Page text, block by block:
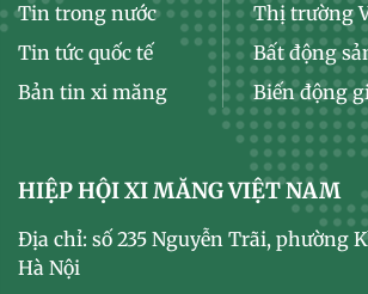
Tin trong nước
Tin tức quốc tế
Bản tin xi măng
Thị trường
Bất động
Biến động
HIỆP HỘI XI MĂNG VIỆT NAM
Địa chỉ: số 235 Nguyễn Trãi, phường
Hà Nội